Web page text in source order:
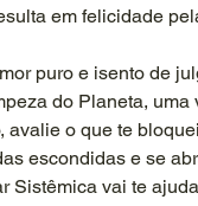
em felicidade
puro e isento de
do Planeta, uma
o que te
escondidas e se
Sistêmica vai te